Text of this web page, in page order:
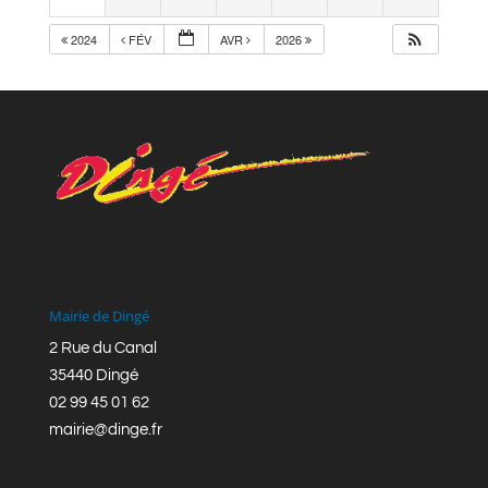
2024 FÉV AVR 2026
Mairie de Dingé
2 Rue du Canal
35440 Dingé
02 99 45 01 62
mairie@dinge.fr